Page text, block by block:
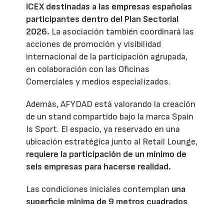
ICEX destinadas a las empresas españolas
participantes dentro del Plan Sectorial
2026. La asociación también coordinará las
acciones de promoción y visibilidad
internacional de la participación agrupada,
en colaboración con las Oficinas
Comerciales y medios especializados.
Además, AFYDAD está valorando la creación
de un stand compartido bajo la marca Spain
Is Sport. El espacio, ya reservado en una
ubicación estratégica junto al Retail Lounge,
requiere la participación de un mínimo de
seis empresas para hacerse realidad.
Las condiciones iniciales contemplan una
superficie mínima de 9 metros cuadrados